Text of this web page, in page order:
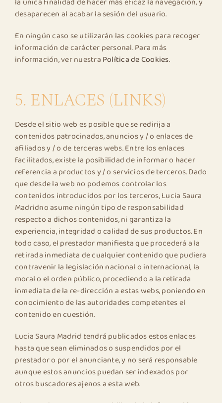
desaparecen al acabar la sesión del usuario.
En ningún caso se utilizarán las cookies para recoger
información de carácter personal. Para más
información, ver nuestra Política de Cookies.
5. ENLACES (LINKS)
Desde el sitio web es posible que se redirija a
contenidos patrocinados, anuncios y / o enlaces de
afiliados y / o de terceras webs. Entre los enlaces
facilitados, existe la posibilidad de informar o hacer
referencia a productos y / o servicios de terceros. Dado
que desde la web no podemos controlar los
contenidos introducidos por los terceros, Lucia Saura
Madridno asume ningún tipo de responsabilidad
respecto a dichos contenidos, ni garantiza la
experiencia, integridad o calidad de sus productos. En
todo caso, el prestador manifiesta que procederá a la
retirada inmediata de cualquier contenido que pudiera
contravenir la legislación nacional o internacional, la
moral o el orden público, procediendo a la retirada
inmediata de la re-dirección a estas webs, poniendo en
conocimiento de las autoridades competentes el
contenido en cuestión.
Lucia Saura Madrid tendrá publicados estos enlaces
hasta que sean eliminados o suspendidos por el
prestador o por el anunciante, y no será responsable
aunque estos anuncios puedan ser indexados por
otros buscadores ajenos a esta web.